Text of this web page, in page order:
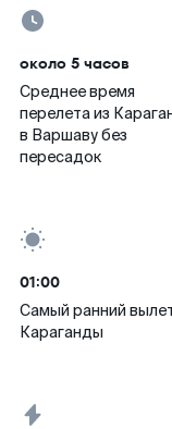
около 5 часов
Среднее время
перелета из
в Варшаву без
пересадок
01:00
Самый ранний
Караганды